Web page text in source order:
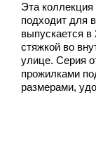
Эта
подходит для
выпускается
стяжкой во
улице. Серия
прожилками
размерами,